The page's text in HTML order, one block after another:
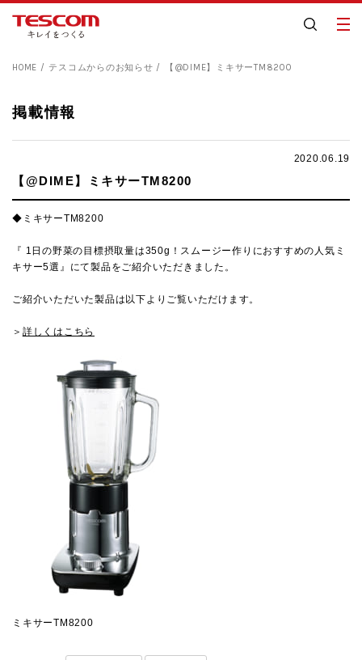
HOME テスコムからのお知らせ 【@DIME】ミキサーTM8200
掲載情報
2020.06.19
【@DIME】ミキサーTM8200
◆ミキサーTM8200
『 1日の野菜の目標摂取量は350g！スムージー作りにおすすめの人気ミ
キサー5選 』にて製品をご紹介いただきました。
ご紹介いただいた製品は以下よりご覧いただけます。
＞ 詳しくはこちら
ミキサーTM8200